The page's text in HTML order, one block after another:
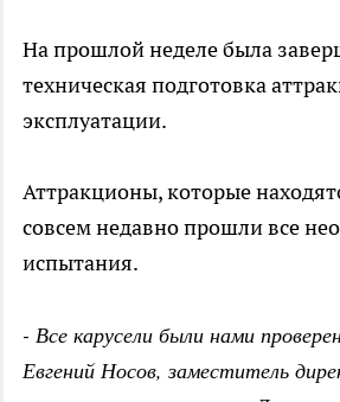
На прошлой неделе была
техническая подготовка
эксплуатации.
Аттракционы, которые
совсем недавно прошли все
испытания.
- Все карусели были нами
Евгений Носов, заместитель